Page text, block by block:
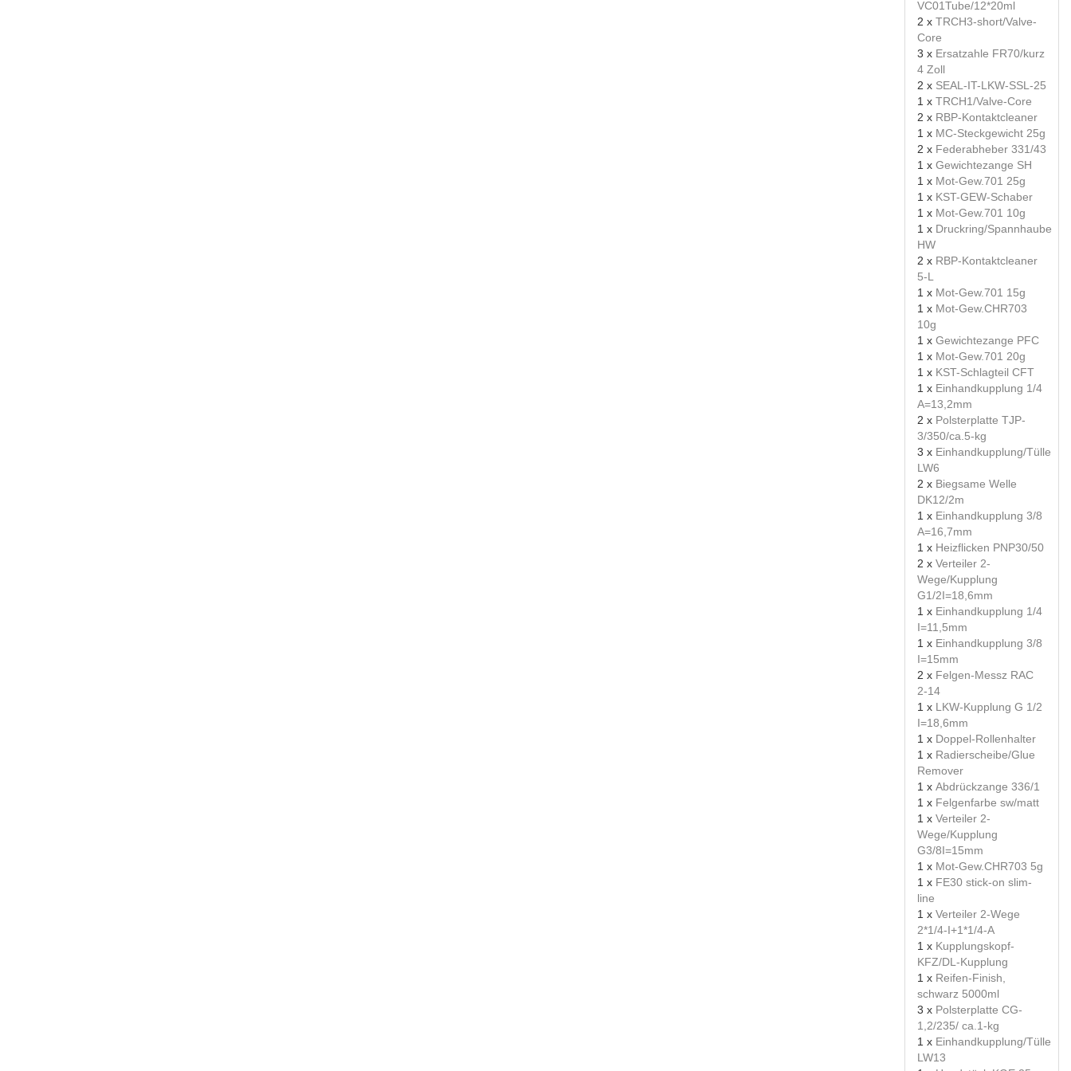
VC01Tube/12*20ml
2 x TRCH3-short/Valve-
Core
3 x Ersatzahle FR70/kurz
4 Zoll
2 x SEAL-IT-LKW-SSL-25
1 x TRCH1/Valve-Core
2 x RBP-Kontaktcleaner
1 x MC-Steckgewicht 25g
2 x Federabheber 331/43
1 x Gewichtezange SH
1 x Mot-Gew.701 25g
1 x KST-GEW-Schaber
1 x Mot-Gew.701 10g
1 x Druckring/Spannhaube
HW
2 x RBP-Kontaktcleaner
5-L
1 x Mot-Gew.701 15g
1 x Mot-Gew.CHR703
10g
1 x Gewichtezange PFC
1 x Mot-Gew.701 20g
1 x KST-Schlagteil CFT
1 x Einhandkupplung 1/4
A=13,2mm
2 x Polsterplatte TJP-
3/350/ca.5-kg
3 x Einhandkupplung/Tülle
LW6
2 x Biegsame Welle
DK12/2m
1 x Einhandkupplung 3/8
A=16,7mm
1 x Heizflicken PNP30/50
2 x Verteiler 2-
Wege/Kupplung
G1/2I=18,6mm
1 x Einhandkupplung 1/4
I=11,5mm
1 x Einhandkupplung 3/8
I=15mm
2 x Felgen-Messz RAC
2-14
1 x LKW-Kupplung G 1/2
I=18,6mm
1 x Doppel-Rollenhalter
1 x Radierscheibe/Glue
Remover
1 x Abdrückzange 336/1
1 x Felgenfarbe sw/matt
1 x Verteiler 2-
Wege/Kupplung
G3/8I=15mm
1 x Mot-Gew.CHR703 5g
1 x FE30 stick-on slim-
line
1 x Verteiler 2-Wege
2*1/4-I+1*1/4-A
1 x Kupplungskopf-
KFZ/DL-Kupplung
1 x Reifen-Finish,
schwarz 5000ml
3 x Polsterplatte CG-
1,2/235/ ca.1-kg
1 x Einhandkupplung/Tülle
LW13